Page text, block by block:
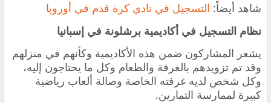
شاهد أيضاً: التسجيل في نادي كرة قدم في أوروبا
نظام التسجيل في أكاديمية برشلونة في إسبانيا
يشعر المشاركون ضمن هذه الأكاديمية وكأنهم في منزلهم
وقد تم تزويدهم بالغرفة والطعام وكل ما يحتاجون إليه،
وكل شخص لديه غرفته الخاصة وصالة ألعاب رياضية
كبيرة لممارسة التمارين.